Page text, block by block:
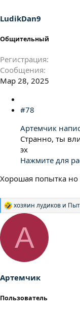
LudikDan9
Общительный
Регистрация
Сообщения
Мар 28, 2025
#78
Артемчик
Странно, ты
эх
Нажмите для
Хорошая попытка но
Р
а
и
и
хозяин лудиков и
А
Артемчик
Пользователь